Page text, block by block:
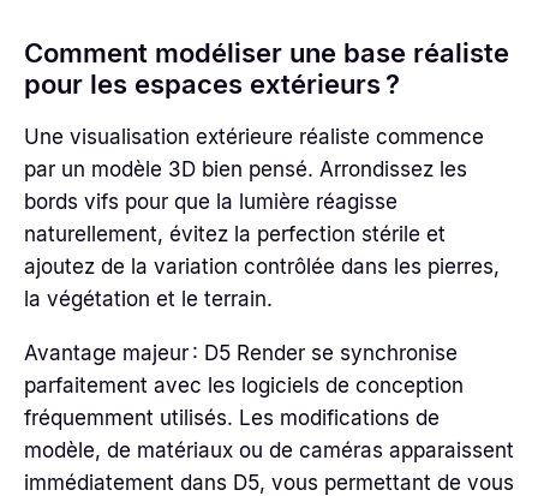
Comment modéliser une base réaliste
pour les espaces extérieurs ?
Une visualisation extérieure réaliste commence
par un modèle 3D bien pensé. Arrondissez les
bords vifs pour que la lumière réagisse
naturellement, évitez la perfection stérile et
ajoutez de la variation contrôlée dans les pierres,
la végétation et le terrain.
Avantage majeur : D5 Render se synchronise
parfaitement avec les logiciels de conception
fréquemment utilisés. Les modifications de
modèle, de matériaux ou de caméras apparaissent
immédiatement dans D5, vous permettant de vous